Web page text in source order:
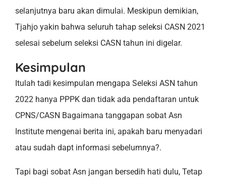
selanjutnya baru akan dimulai. Meskipun demikian,
Tjahjo yakin bahwa seluruh tahap seleksi CASN 2021
selesai sebelum seleksi CASN tahun ini digelar.
Kesimpulan
Itulah tadi kesimpulan mengapa Seleksi ASN tahun
2022 hanya PPPK dan tidak ada pendaftaran untuk
CPNS/CASN Bagaimana tanggapan sobat Asn
Institute mengenai berita ini, apakah baru menyadari
atau sudah dapt informasi sebelumnya?.
Tapi bagi sobat Asn jangan bersedih hati dulu, Tetap